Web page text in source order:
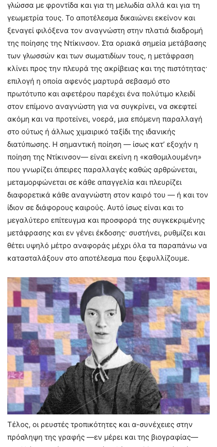
γλώσσα με φροντίδα και για τη μελωδία αλλά και για τη
γεωμετρία τους. Το αποτέλεσμα δικαιώνει εκείνον και
ξεναγεί φιλόξενα τον αναγνώστη στην πλατιά διαδρομή
της ποίησης της Ντίκινσον. Στα οριακά σημεία μετάβασης
των γλωσσών και των σωματιδίων τους, η μετάφραση
κλίνει προς την πλευρά της ακρίβειας και της πιστότητας·
επιλογή η οποία αφενός μαρτυρά σεβασμό στο
πρωτότυπο και αφετέρου παρέχει ένα πολύτιμο κλειδί
στον επίμονο αναγνώστη για να συγκρίνει, να σκεφτεί
ακόμη και να προτείνει, νοερά, μια επόμενη παραλλαγή
στο ούτως ή άλλως χιμαιρικό ταξίδι της ιδανικής
διατύπωσης. Η σημαντική ποίηση — ίσως κατ’ εξοχήν η
ποίηση της Ντίκινσον— είναι εκείνη η «καθομιλουμένη»
που γνωρίζει άπειρες παραλλαγές καθώς αρθρώνεται,
μεταμορφώνεται σε κάθε απαγγελία και πλευρίζει
διαφορετικά κάθε αναγνώστη στον καιρό του — ή και τον
ίδιον σε διάφορους καιρούς. Αυτό ίσως είναι και το
μεγαλύτερο επίτευγμα και προσφορά της συγκεκριμένης
μετάφρασης και εν γένει έκδοσης· συστήνει, ρυθμίζει και
θέτει υψηλό μέτρο αναφοράς μέχρι όλα τα παραπάνω να
κατασταλάξουν στο αποτέλεσμα που ξεφυλλίζουμε.
Τέλος, οι ρευστές τροπικότητες και α-συνέχειες στην
πρόσληψη της γραφής —εν μέρει και της βιογραφίας—